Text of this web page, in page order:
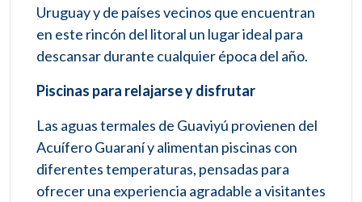
Uruguay y de países vecinos que encuentran
en este rincón del litoral un lugar ideal para
descansar durante cualquier época del año.
Piscinas para relajarse y disfrutar
Las aguas termales de Guaviyú provienen del
Acuífero Guaraní y alimentan piscinas con
diferentes temperaturas, pensadas para
ofrecer una experiencia agradable a visitantes